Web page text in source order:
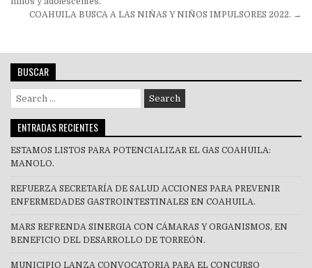
de
entradas
COAHUILA BUSCA A LAS NIÑAS Y NIÑOS IMPULSORES 2022. →
BUSCAR
Search
for:
ENTRADAS RECIENTES
ESTAMOS LISTOS PARA POTENCIALIZAR EL GAS COAHUILA:
MANOLO.
REFUERZA SECRETARÍA DE SALUD ACCIONES PARA PREVENIR
ENFERMEDADES GASTROINTESTINALES EN COAHUILA.
MARS REFRENDA SINERGIA CON CÁMARAS Y ORGANISMOS, EN
BENEFICIO DEL DESARROLLO DE TORREÓN.
MUNICIPIO LANZA CONVOCATORIA PARA EL CONCURSO